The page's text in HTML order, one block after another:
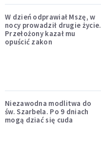
W dzień odprawiał Mszę, w
nocy prowadził drugie życie.
Przełożony kazał mu
opuścić zakon
Niezawodna modlitwa do
św. Szarbela. Po 9 dniach
mogą dziać się cuda